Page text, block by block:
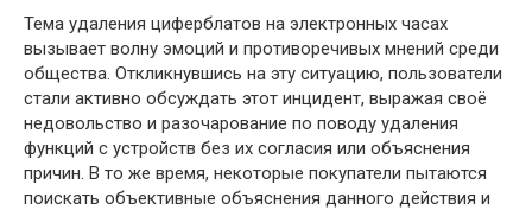
Тема удаления циферблатов на электронных часах
вызывает волну эмоций и противоречивых мнений среди
общества. Откликнувшись на эту ситуацию, пользователи
стали активно обсуждать этот инцидент, выражая своё
недовольство и разочарование по поводу удаления
функций с устройств без их согласия или объяснения
причин. В то же время, некоторые покупатели пытаются
поискать объективные объяснения данного действия и